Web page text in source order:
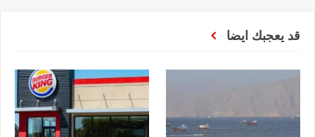
قد يعجبك ايضا